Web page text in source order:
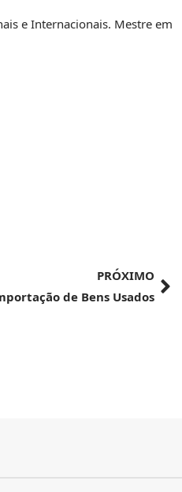
e Internacionais. Mestre em
PRÓXIMO
de Bens Usados